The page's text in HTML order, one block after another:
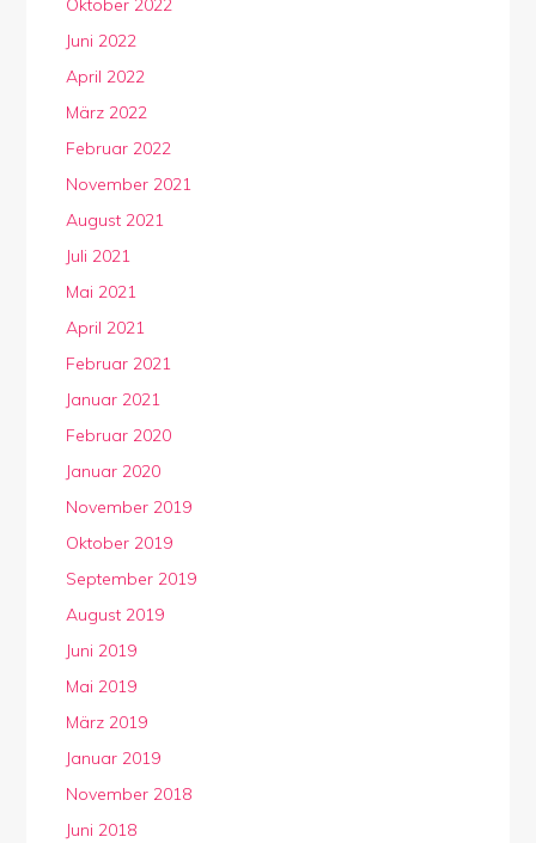
Oktober 2022
Juni 2022
April 2022
März 2022
Februar 2022
November 2021
August 2021
Juli 2021
Mai 2021
April 2021
Februar 2021
Januar 2021
Februar 2020
Januar 2020
November 2019
Oktober 2019
September 2019
August 2019
Juni 2019
Mai 2019
März 2019
Januar 2019
November 2018
Juni 2018